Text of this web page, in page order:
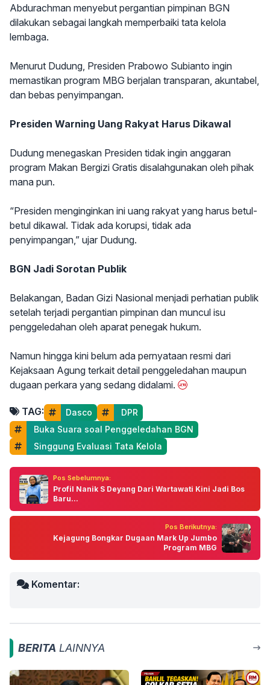
Abdurachman menyebut pergantian pimpinan BGN
dilakukan sebagai langkah memperbaiki tata kelola
lembaga.
Menurut Dudung, Presiden Prabowo Subianto ingin
memastikan program MBG berjalan transparan, akuntabel,
dan bebas penyimpangan.
Presiden Warning Uang Rakyat Harus Dikawal
Dudung menegaskan Presiden tidak ingin anggaran
program Makan Bergizi Gratis disalahgunakan oleh pihak
mana pun.
“Presiden menginginkan ini uang rakyat yang harus betul-
betul dikawal. Tidak ada korupsi, tidak ada
penyimpangan,” ujar Dudung.
BGN Jadi Sorotan Publik
Belakangan, Badan Gizi Nasional menjadi perhatian publik
setelah terjadi pergantian pimpinan dan muncul isu
penggeledahan oleh aparat penegak hukum.
Namun hingga kini belum ada pernyataan resmi dari
Kejaksaan Agung terkait detail penggeledahan maupun
dugaan perkara yang sedang didalami.
TAG: Dasco
DPR
Buka Suara soal Penggeledahan BGN
Singgung Evaluasi Tata Kelola
Pos Sebelumnya:
Profil Nanik S Deyang Dari Wartawati Kini Jadi Bos
Baru...
Pos Berikutnya:
Kejagung Bongkar Dugaan Mark Up Jumbo
Program MBG
Komentar:
BERITA LAINNYA